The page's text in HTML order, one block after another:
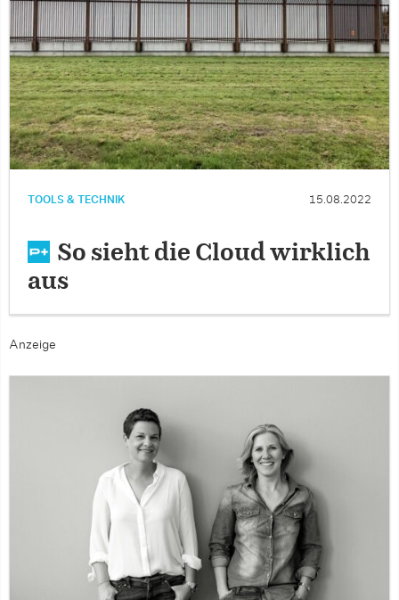
TOOLS & TECHNIK 15.08.2022
So sieht die Cloud wirklich
aus
Anzeige